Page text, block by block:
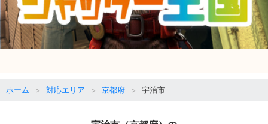
ホーム 対応エリア 京都府 宇治市